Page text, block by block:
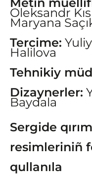
Metin
Oleksandr
Maryana
Tercime:
Halilova
Tehnikiy
Dizaynerler:
Baydala
Sergide
resimleriniñ
qullanıla